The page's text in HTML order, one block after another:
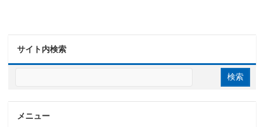
サイト内検索
メニュー